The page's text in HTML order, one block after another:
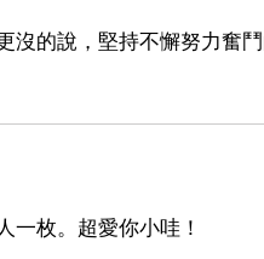
沒的說，堅持不懈努力奮
一枚。超愛你小哇！